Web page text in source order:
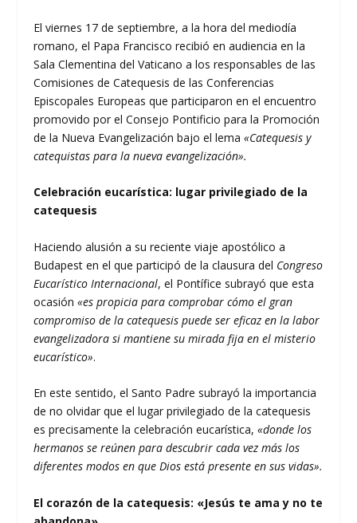
El viernes 17 de septiembre, a la hora del mediodía
romano, el Papa Francisco recibió en audiencia en la
Sala Clementina del Vaticano a los responsables de las
Comisiones de Catequesis de las Conferencias
Episcopales Europeas que participaron en el encuentro
promovido por el Consejo Pontificio para la Promoción
de la Nueva Evangelización bajo el lema«Catequesis y
catequistas para la nueva evangelización».
Celebración eucarística: lugar privilegiado de la
catequesis
Haciendo alusión a su reciente viaje apostólico a
Budapest en el que participó de la clausura del Congreso
Eucarístico Internacional, el Pontífice subrayó que esta
ocasión«es propicia para comprobar cómo el gran
compromiso de la catequesis puede ser eficaz en la labor
evangelizadora si mantiene su mirada fija en el misterio
eucarístico».
En este sentido, el Santo Padre subrayó la importancia
de no olvidar que el lugar privilegiado de la catequesis
es precisamente la celebración eucarística,«donde los
hermanos se reúnen para descubrir cada vez más los
diferentes modos en que Dios está presente en sus vidas».
El corazón de la catequesis: «Jesús te ama y no te